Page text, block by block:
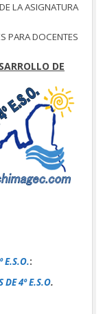
LA ASIGNATURA
PARA DOCENTES
DE
E.S.O.:
DE 4º E.S.O.